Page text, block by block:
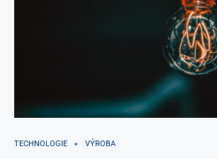
TECHNOLOGIE VÝROBA